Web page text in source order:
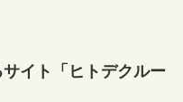
イト「ヒトデクルー